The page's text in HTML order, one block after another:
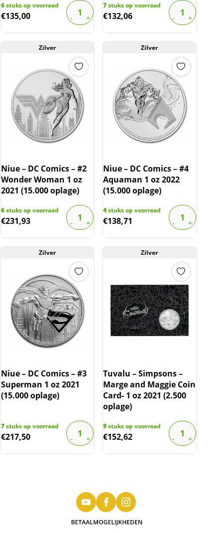
6stuks op voorraad
€135,00
7stuks op voorraad
€132,06
Zilver
Niue – DC Comics – #2
Wonder Woman 1 oz
2021 (15.000 oplage)
6stuks op voorraad
€231,93
Zilver
Niue – DC Comics – #4
Aquaman 1 oz 2022
(15.000 oplage)
4stuks op voorraad
€138,71
Zilver
Niue – DC Comics – #3
Superman 1 oz 2021
(15.000 oplage)
7stuks op voorraad
€217,50
Zilver
Tuvalu – Simpsons –
Marge and Maggie Coin
Card- 1 oz 2021 (2.500
oplage)
9stuks op voorraad
€152,62